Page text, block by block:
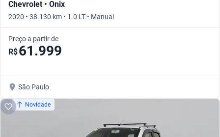
Chevrolet • Onix
2020 • 38.130 km • 1.0 LT • Manual
Preço a partir de
R$61.999
São Paulo
Novidade